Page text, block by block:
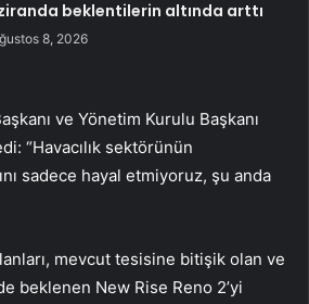
beklentilerin altında arttı
8, 2026
ve Yönetim Kurulu Başkanı
“Havacılık sektörünün
sadece hayal etmiyoruz, şu anda
mevcut tesisine bitişik olan ve
beklenen New Rise Reno 2’yi